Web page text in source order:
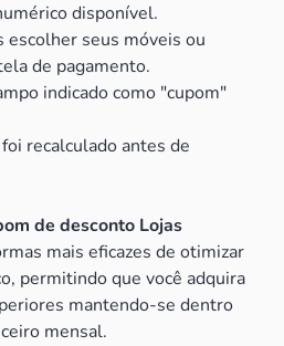
disponível.
escolher seus móveis ou
de pagamento.
indicado como "cupom"
recalculado antes de
de desconto Lojas
mais eficazes de otimizar
permitindo que você adquira
mantendo-se dentro
mensal.